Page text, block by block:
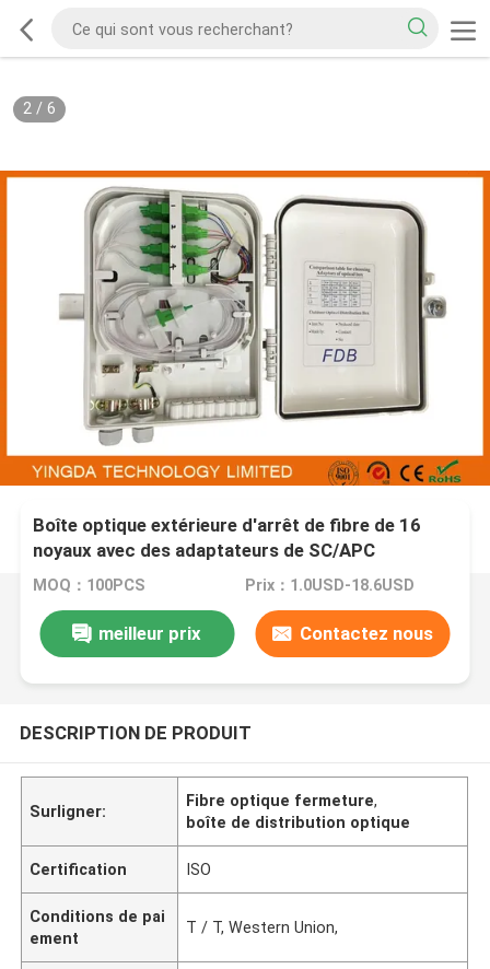
2/ 6
Boîte optique extérieure d'arrêt de fibre de 16
noyaux avec des adaptateurs de SC/APC
MOQ：100PCS Prix：1.0USD-18.6USD
meilleur prix Contactez nous
DESCRIPTION DE PRODUIT
Surligner:
Fibre optique fermeture,
boîte de distribution optique
Certification ISO
Conditions de pai
ement
T / T, Western Union,